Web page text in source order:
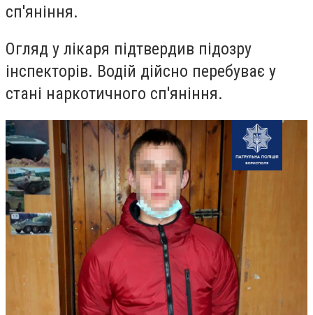
сп'яніння.
Огляд у лікаря підтвердив підозру
інспекторів. Водій дійсно перебуває у
стані наркотичного сп'яніння.